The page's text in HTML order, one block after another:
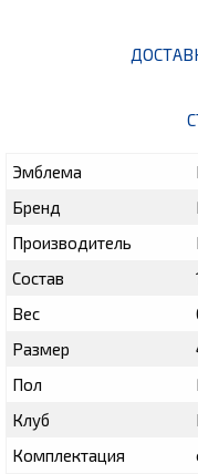
Эмблема
Бренд
Производитель
Состав
Вес
Размер
Пол
Клуб
Комплектация